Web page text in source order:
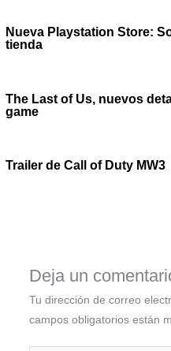
Nueva Playstation Store:
tienda
The Last of Us, nuevos
game
Trailer de Call of Duty MW3
Deja un
Tu dirección de correo
campos obligatorios están